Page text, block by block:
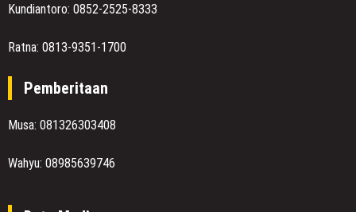
Kundiantoro: 0852-2525-8333
Ratna: 0813-9351-1700
Pemberitaan
Musa: 081326303408
Wahyu: 08985639746